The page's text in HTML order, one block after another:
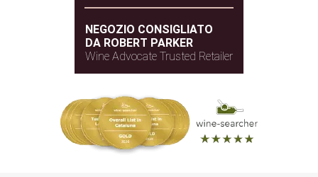
NEGOZIO CONSIGLIATO
DA ROBERT PARKER
Wine Advocate Trusted Retailer